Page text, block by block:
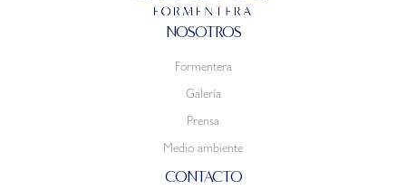
NOSOTROS
Formentera
Galería
Prensa
Medio ambiente
CONTACTO